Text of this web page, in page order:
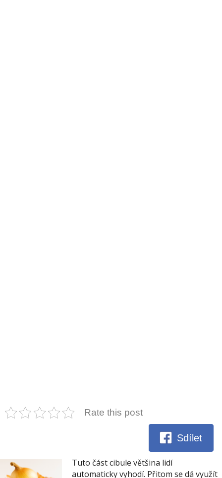
Rate this post
Sdílet
Tuto část cibule většina lidí
automaticky vyhodí. Přitom se dá využít